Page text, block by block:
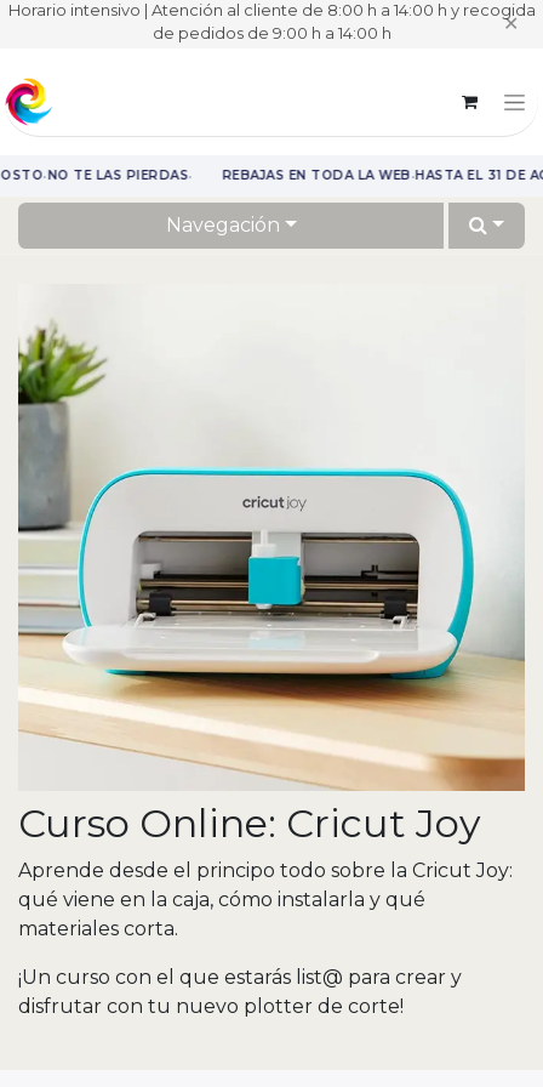
Horario intensivo | Atención al cliente de 8:00 h a 14:00 h y recogida
de pedidos de 9:00 h a 14:00 h ✕
·NO TE LAS PIERDAS· REBAJAS EN TODA LA WEB·HASTA EL 31 DE
Navegación
Curso Online: Cricut Joy
Aprende desde el principo todo sobre la Cricut Joy:
qué viene en la caja, cómo instalarla y qué
materiales corta.
¡Un curso con el que estarás list@ para crear y
disfrutar con tu nuevo plotter de corte!